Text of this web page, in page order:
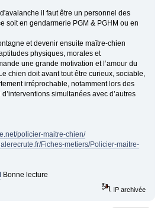
il faut être un personnel des
soit en gendarmerie PGM & PGHM ou en
et devenir ensuite maître-chien
physiques, morales et
une grande motivation et l’amour du
chien doit avant tout être curieux, sociable,
irréprochable, notamment lors des
simultanées avec d’autres
policier-maitre-chien/
Fiches-metiers/Policier-maitre-
Bonne lecture
IP archivée